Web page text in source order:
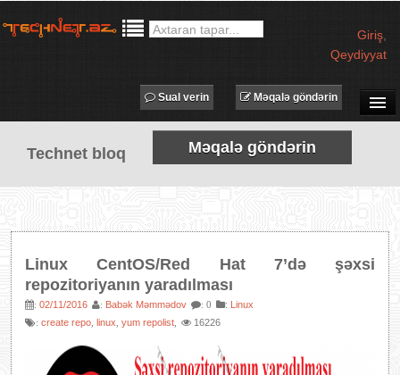
Giriş
Qeydiyyat
SUAL-CAVAB
TECHNET TV
MƏQALƏLƏR
AVADANLIQLAR
XƏBƏRLƏR
Məqalə göndərin
Sual verin
Technet bloq Məqalə göndərin
Linux CentOS/Red Hat 7’də şəxsi
repozitoriyanın yaradılması
: 02/11/2016 : Babək Məmmədov : 0 : Linux
: create repo linux yum repolist 16226